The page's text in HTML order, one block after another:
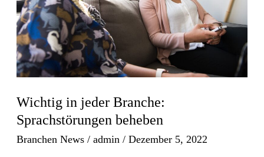
Wichtig in jeder Branche:
Sprachstörungen beheben
Branchen News /admin/Dezember 5, 2022